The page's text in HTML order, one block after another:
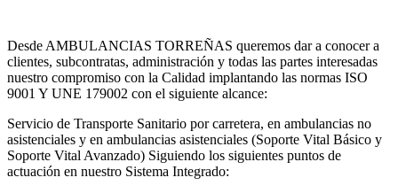
Desde AMBULANCIAS TORREÑAS queremos dar a conocer a
clientes, subcontratas, administración y todas las partes interesadas
nuestro compromiso con la Calidad implantando las normas ISO
9001 Y UNE 179002 con el siguiente alcance:
Servicio de Transporte Sanitario por carretera, en ambulancias no
asistenciales y en ambulancias asistenciales (Soporte Vital Básico y
Soporte Vital Avanzado) Siguiendo los siguientes puntos de
actuación en nuestro Sistema Integrado: